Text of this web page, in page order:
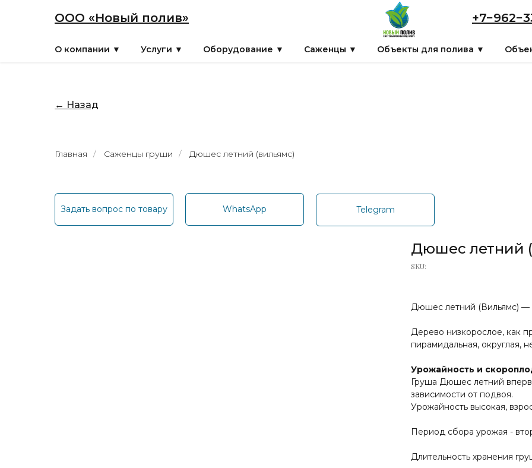
ООО «Новый полив»
О компании ▼ Услуги ▼ Оборудование ▼ Саженцы ▼ Объекты для полива ▼
← Назад
Главная / Саженцы груши / Дюшес летний (вильямс)
Задать вопрос по товару WhatsApp Telegram
Дюшес летний
SKU:
Дюшес летний (Вильямс) —
Дерево низкорослое, как
пирамидальная, округлая,
Урожайность и
Груша Дюшес летний
зависимости от подвоя.
Урожайность высокая,
Период сбора урожая -
Длительность хранения